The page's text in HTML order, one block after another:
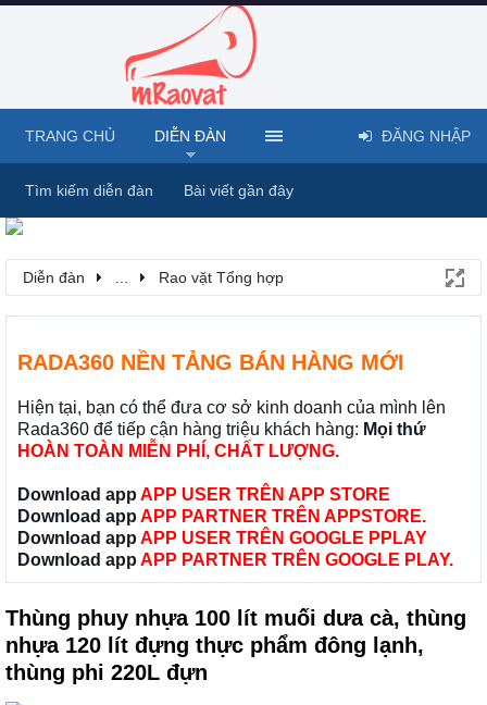
Diễn đàn Rao vặt Tổng hợp
RADA360 NỀN TẢNG BÁN HÀNG MỚI
Hiện tại, bạn có thể đưa cơ sở kinh doanh của mình lên
Rada360 để tiếp cận hàng triệu khách hàng: Mọi thứ
HOÀN TOÀN MIỄN PHÍ, CHẤT LƯỢNG.
Download app APP USER TRÊN APP STORE
Download app APP PARTNER TRÊN APPSTORE.
Download app APP USER TRÊN GOOGLE PPLAY
Download app APP PARTNER TRÊN GOOGLE PLAY.
Thùng phuy nhựa 100 lít muối dưa cà, thùng
nhựa 120 lít đựng thực phẩm đông lạnh,
thùng phi 220L đựn
TRANG CHỦ DIỄN ĐÀN
Tìm kiếm diễn đàn Bài viết gần đây
ĐĂNG NHẬP